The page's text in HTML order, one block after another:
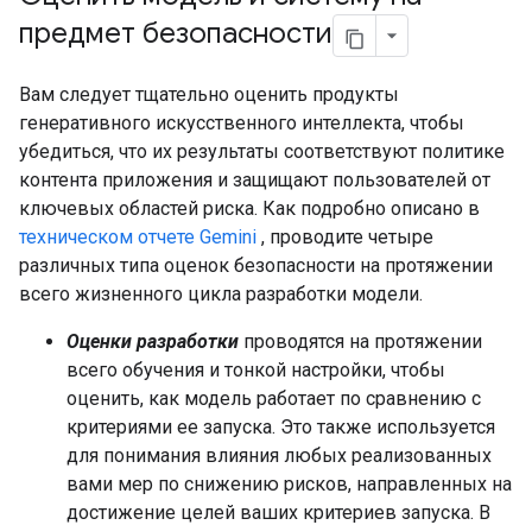
предмет безопасности
Вам следует тщательно оценить продукты
генеративного искусственного интеллекта, чтобы
убедиться, что их результаты соответствуют политике
контента приложения и защищают пользователей от
ключевых областей риска. Как подробно описано в
техническом отчете Gemini , проводите четыре
различных типа оценок безопасности на протяжении
всего жизненного цикла разработки модели.
Оценки разработки проводятся на протяжении
всего обучения и тонкой настройки, чтобы
оценить, как модель работает по сравнению с
критериями ее запуска. Это также используется
для понимания влияния любых реализованных
вами мер по снижению рисков, направленных на
достижение целей ваших критериев запуска. В